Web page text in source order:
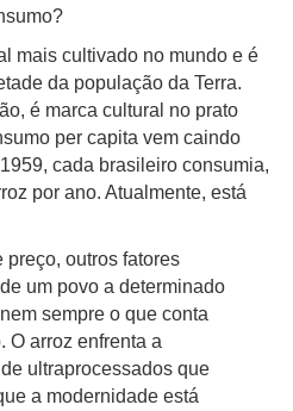
mais cultivado no mundo e é
da população da Terra.
é marca cultural no prato
per capita vem caindo
cada brasileiro consumia,
por ano. Atualmente, está
outros fatores
um povo a determinado
sempre o que conta
O arroz enfrenta a
ultraprocessados que
a modernidade está